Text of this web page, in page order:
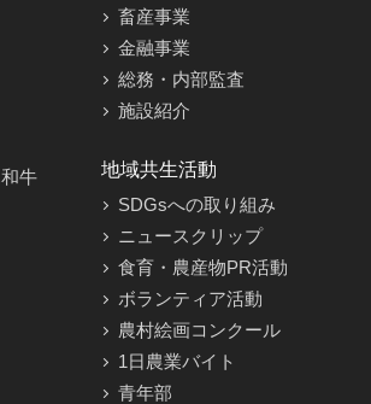
牛
畜産事業
金融事業
総務・内部監査
施設紹介
地域共生活動
SDGsへの取り組み
ニュースクリップ
食育・農産物PR活動
ボランティア活動
農村絵画コンクール
1日農業バイト
青年部